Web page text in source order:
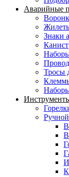
Аварийные
Знаки
Тросы